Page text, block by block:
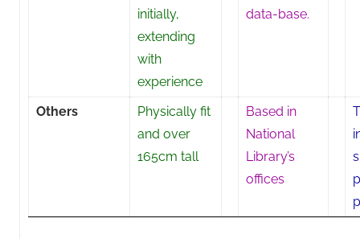
initially,
extending
with
experience
data-base.
Others
Physically fit
and over
165cm tall
Based in
National
Library’s
offices